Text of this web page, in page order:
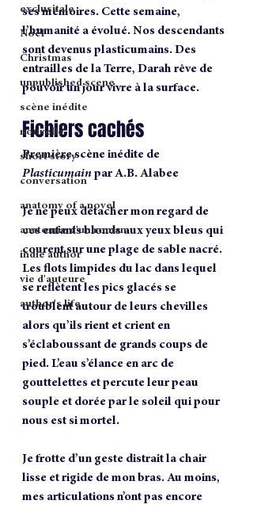
exclusitale
Noël
Christmas
unpublished scene
scène inédite
nouvelle
short story
conversation
anatomy of a novel
anatomie d'un roman
indie author
vie d'auteure
author's life
ses mémoires. Cette semaine,
l’humanité a évolué. Nos descendants
sont devenus plasticumains. Des
entrailles de la Terre, Darah rêve de
pouvoir un jour vivre à la surface.
Fichiers cachés
Première scène inédite de
Plasticumain par A.B. Alabee
Je ne peux détacher mon regard de
ces enfants blonds aux yeux bleus qui
courent sur une plage de sable nacré.
Les flots limpides du lac dans lequel
se reflètent les pics glacés se
troublent autour de leurs chevilles
alors qu’ils rient et crient en
s’éclaboussant de grands coups de
pied. L’eau s’élance en arc de
gouttelettes et percute leur peau
souple et dorée par le soleil qui pour
nous est si mortel.
Je frotte d’un geste distrait la chair
lisse et rigide de mon bras. Au moins,
mes articulations n’ont pas encore